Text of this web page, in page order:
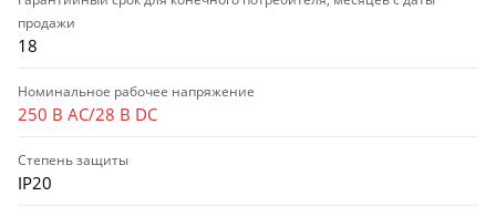
продажи
18
Номинальное рабочее напряжение
250 В AC/28 В DC
Степень защиты
IP20